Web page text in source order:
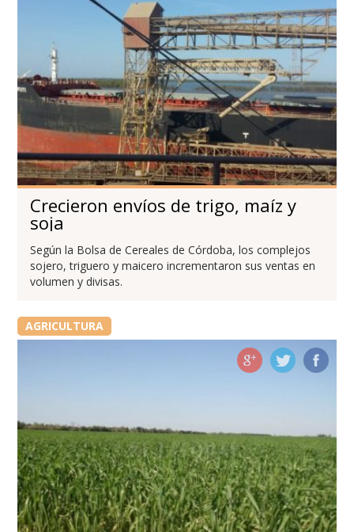
Crecieron envíos de trigo, maíz y
soja
Según la Bolsa de Cereales de Córdoba, los complejos
sojero, triguero y maicero incrementaron sus ventas en
volumen y divisas.
AGRICULTURA